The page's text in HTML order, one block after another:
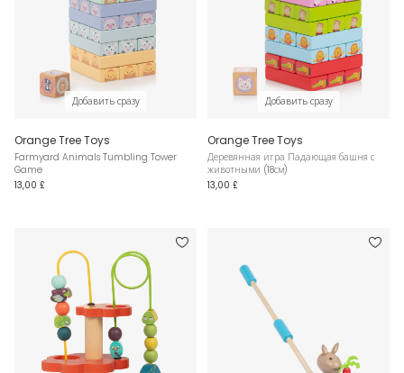
Добавить сразу
Orange Tree Toys
Farmyard Animals Tumbling Tower
Game
13,00 £
Добавить сразу
Orange Tree Toys
Деревянная игра Падающая башня с
животными (18см)
13,00 £